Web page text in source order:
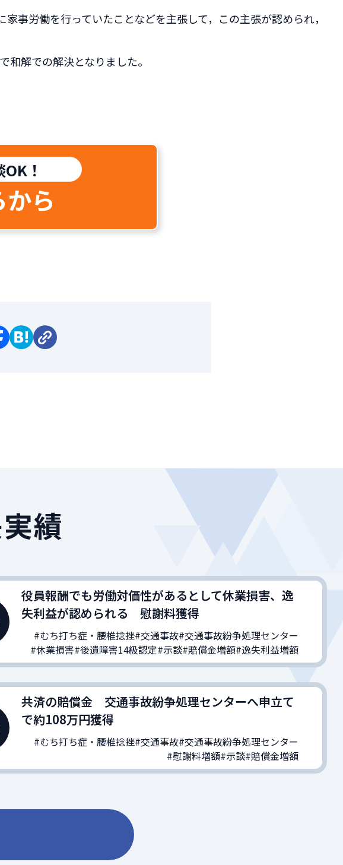
事労働を行っていたことなどを主張して，この主張が認められ，
解での解決となりました。
！
ら
績
役員報酬でも労働対価性があるとして休業損害、逸
失利益が認められる 慰謝料獲得
#むち打ち症・腰椎捻挫#交通事故#交通事故紛争処理センター
#休業損害#後遺障害14級認定#示談#賠償金増額#逸失利益増額
共済の賠償金 交通事故紛争処理センターへ申立て
で約108万円獲得
#むち打ち症・腰椎捻挫#交通事故#交通事故紛争処理センター
#慰謝料増額#示談#賠償金増額